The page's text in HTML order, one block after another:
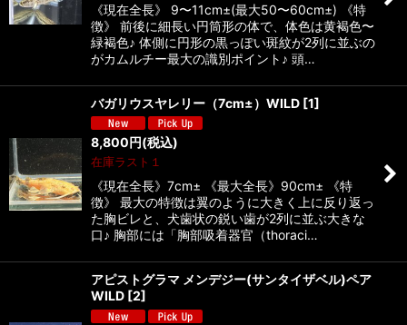
《現在全長》 9〜11cm±(最大50〜60cm±) 《特
徴》 前後に細長い円筒形の体で、体色は黄褐色〜
緑褐色♪ 体側に円形の黒っぽい斑紋が2列に並ぶの
がカムルチー最大の識別ポイント♪ 頭…
バガリウスヤレリー（7cm±）WILD [1]
8,800 円(税込)
在庫ラスト１
《現在全長》7cm± 《最大全長》90cm± 《特
徴》 最大の特徴は翼のように大きく上に反り返っ
た胸ビレと、犬歯状の鋭い歯が2列に並ぶ大きな
口♪ 胸部には「胸部吸着器官（thoraci…
アピストグラマ メンデジー(サンタイザベル)ペア
WILD [2]